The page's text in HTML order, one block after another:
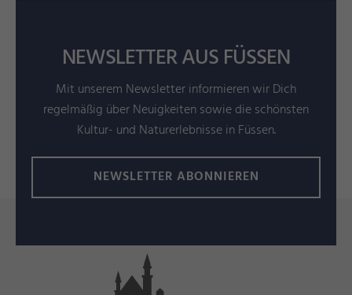
NEWSLETTER AUS FÜSSEN
Mit unserem Newsletter informieren wir Dich
regelmäßig über Neuigkeiten sowie die schönsten
Kultur- und Naturerlebnisse in Füssen.
NEWSLETTER ABONNIEREN